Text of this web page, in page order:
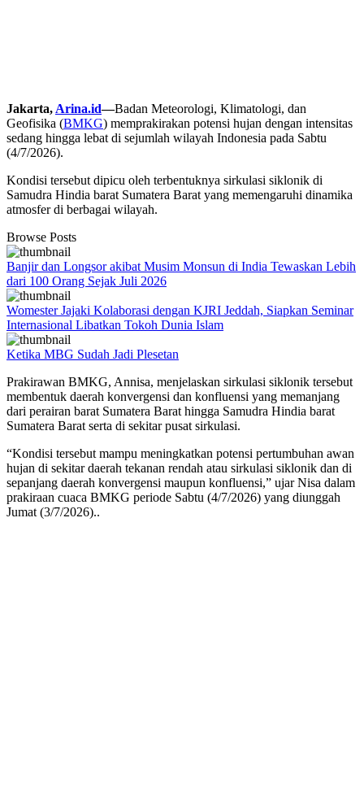
Jakarta, Arina.id—Badan Meteorologi, Klimatologi, dan
Geofisika (BMKG) memprakirakan potensi hujan dengan intensitas
sedang hingga lebat di sejumlah wilayah Indonesia pada Sabtu
(4/7/2026).
Kondisi tersebut dipicu oleh terbentuknya sirkulasi siklonik di
Samudra Hindia barat Sumatera Barat yang memengaruhi dinamika
atmosfer di berbagai wilayah.
Browse Posts
Banjir dan Longsor akibat Musim Monsun di India Tewaskan Lebih
dari 100 Orang Sejak Juli 2026
Womester Jajaki Kolaborasi dengan KJRI Jeddah, Siapkan Seminar
Internasional Libatkan Tokoh Dunia Islam
Ketika MBG Sudah Jadi Plesetan
Prakirawan BMKG, Annisa, menjelaskan sirkulasi siklonik tersebut
membentuk daerah konvergensi dan konfluensi yang memanjang
dari perairan barat Sumatera Barat hingga Samudra Hindia barat
Sumatera Barat serta di sekitar pusat sirkulasi.
“Kondisi tersebut mampu meningkatkan potensi pertumbuhan awan
hujan di sekitar daerah tekanan rendah atau sirkulasi siklonik dan di
sepanjang daerah konvergensi maupun konfluensi,” ujar Nisa dalam
prakiraan cuaca BMKG periode Sabtu (4/7/2026) yang diunggah
Jumat (3/7/2026)..